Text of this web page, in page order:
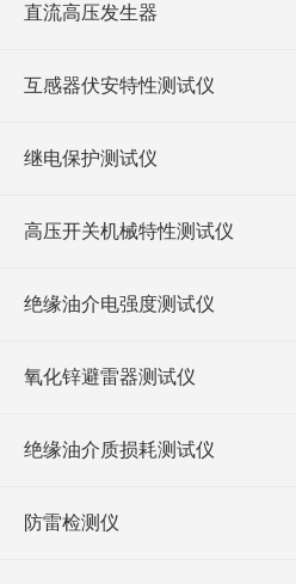
直流高压发生器
互感器伏安特性测试仪
继电保护测试仪
高压开关机械特性测试仪
绝缘油介电强度测试仪
氧化锌避雷器测试仪
绝缘油介质损耗测试仪
防雷检测仪